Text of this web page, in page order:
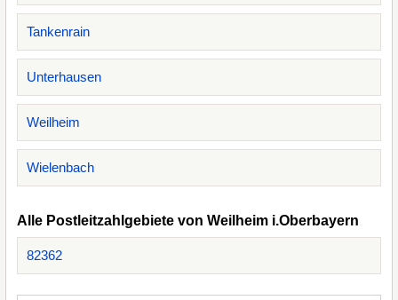
Tankenrain
Unterhausen
Weilheim
Wielenbach
Alle Postleitzahlgebiete von Weilheim i.Oberbayern
82362